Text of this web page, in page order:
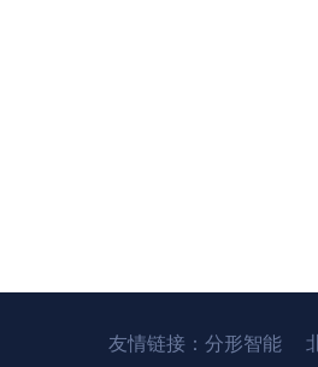
友情链接： 分形智能